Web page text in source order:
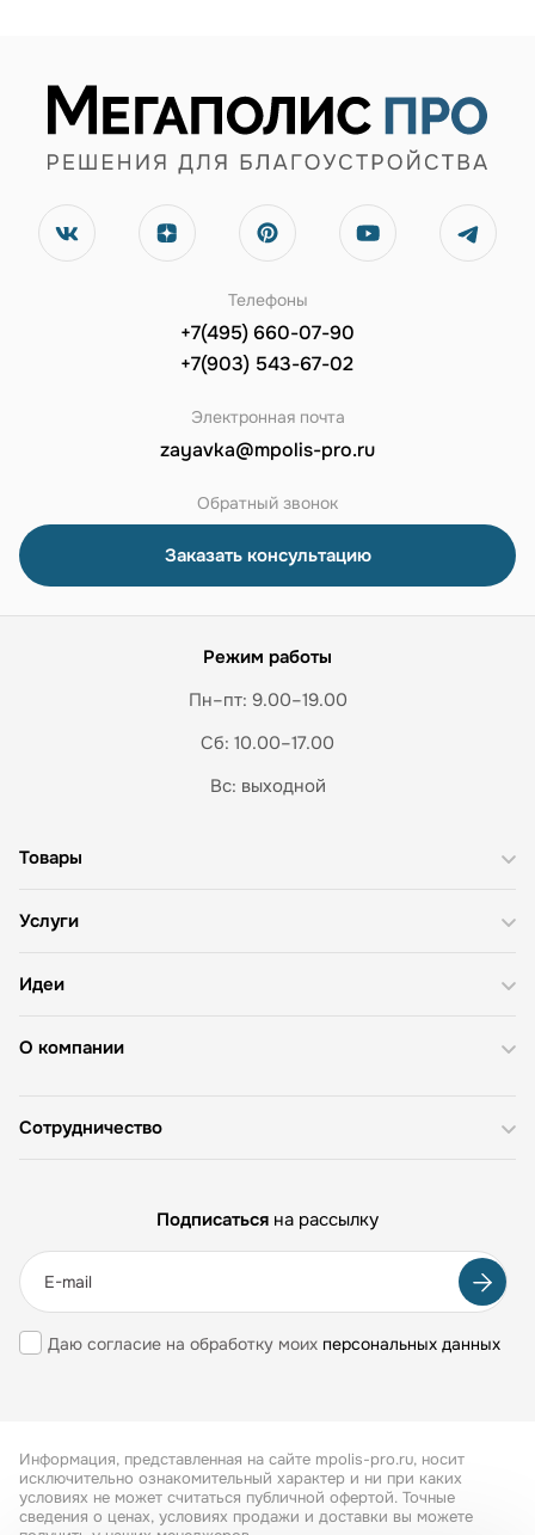
Телефоны
+7(495) 660-07-90
+7(903) 543-67-02
Электронная почта
zayavka@mpolis-pro.ru
Обратный звонок
Заказать консультацию
Режим работы
Пн–пт: 9.00–19.00
Сб: 10.00–17.00
Вс: выходной
О компании
Товары
Услуги
Идеи
Сотрудничество
Подписаться на рассылку
Даю согласие на обработку моих персональных данных
Информация, представленная на сайте mpolis-pro.ru, носит
исключительно ознакомительный характер и ни при каких
условиях не может считаться публичной офертой. Точные
сведения о ценах, условиях продажи и доставки вы можете